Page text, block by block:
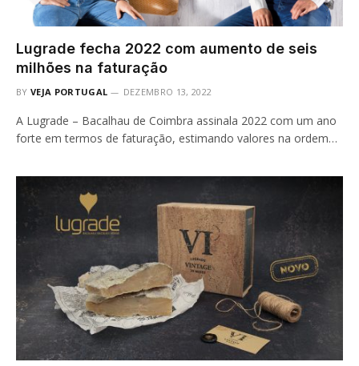
Lugrade fecha 2022 com aumento de seis
milhões na faturação
BY VEJA PORTUGAL DEZEMBRO 13, 2022
A Lugrade – Bacalhau de Coimbra assinala 2022 com um ano
forte em termos de faturação, estimando valores na ordem…